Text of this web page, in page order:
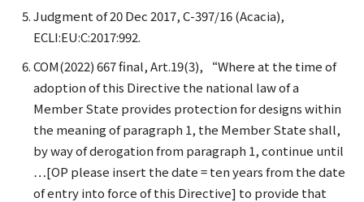
Judgment of 20 Dec 2017, C-397/16 (Acacia),
ECLI:EU:C:2017:992.
COM(2022) 667 final, Art.19(3), “Where at the time of
adoption of this Directive the national law of a
Member State provides protection for designs within
the meaning of paragraph 1, the Member State shall,
by way of derogation from paragraph 1, continue until
…[OP please insert the date = ten years from the date
of entry into force of this Directive] to provide that